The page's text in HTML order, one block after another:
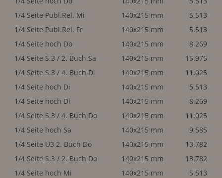
1/4 Seite Publ.Rel. Mi
140x215 mm
5.513
1/4 Seite Publ.Rel. Fr
140x215 mm
5.513
1/4 Seite hoch Do
140x215 mm
8.269
1/4 Seite S.3 / 2. Buch Sa
140x215 mm
15.975
1/4 Seite S.3 / 4. Buch Di
140x215 mm
11.025
1/4 Seite hoch Di
140x215 mm
5.513
1/4 Seite hoch Di
140x215 mm
8.269
1/4 Seite S.3 / 4. Buch Do
140x215 mm
11.025
1/4 Seite hoch Sa
140x215 mm
9.585
1/4 Seite U3 2. Buch Do
140x215 mm
13.782
1/4 Seite S.3 / 2. Buch Do
140x215 mm
13.782
1/4 Seite hoch Mi
140x215 mm
5.513